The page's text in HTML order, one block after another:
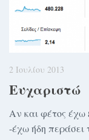
2 Ιουλίου 2013
Ευχαριστώ
Αν και φέτος έχω
-έχω ήδη περάσει